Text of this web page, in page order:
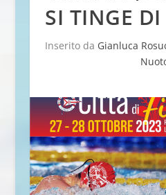
SI TINGE
Inserito da Gianluca